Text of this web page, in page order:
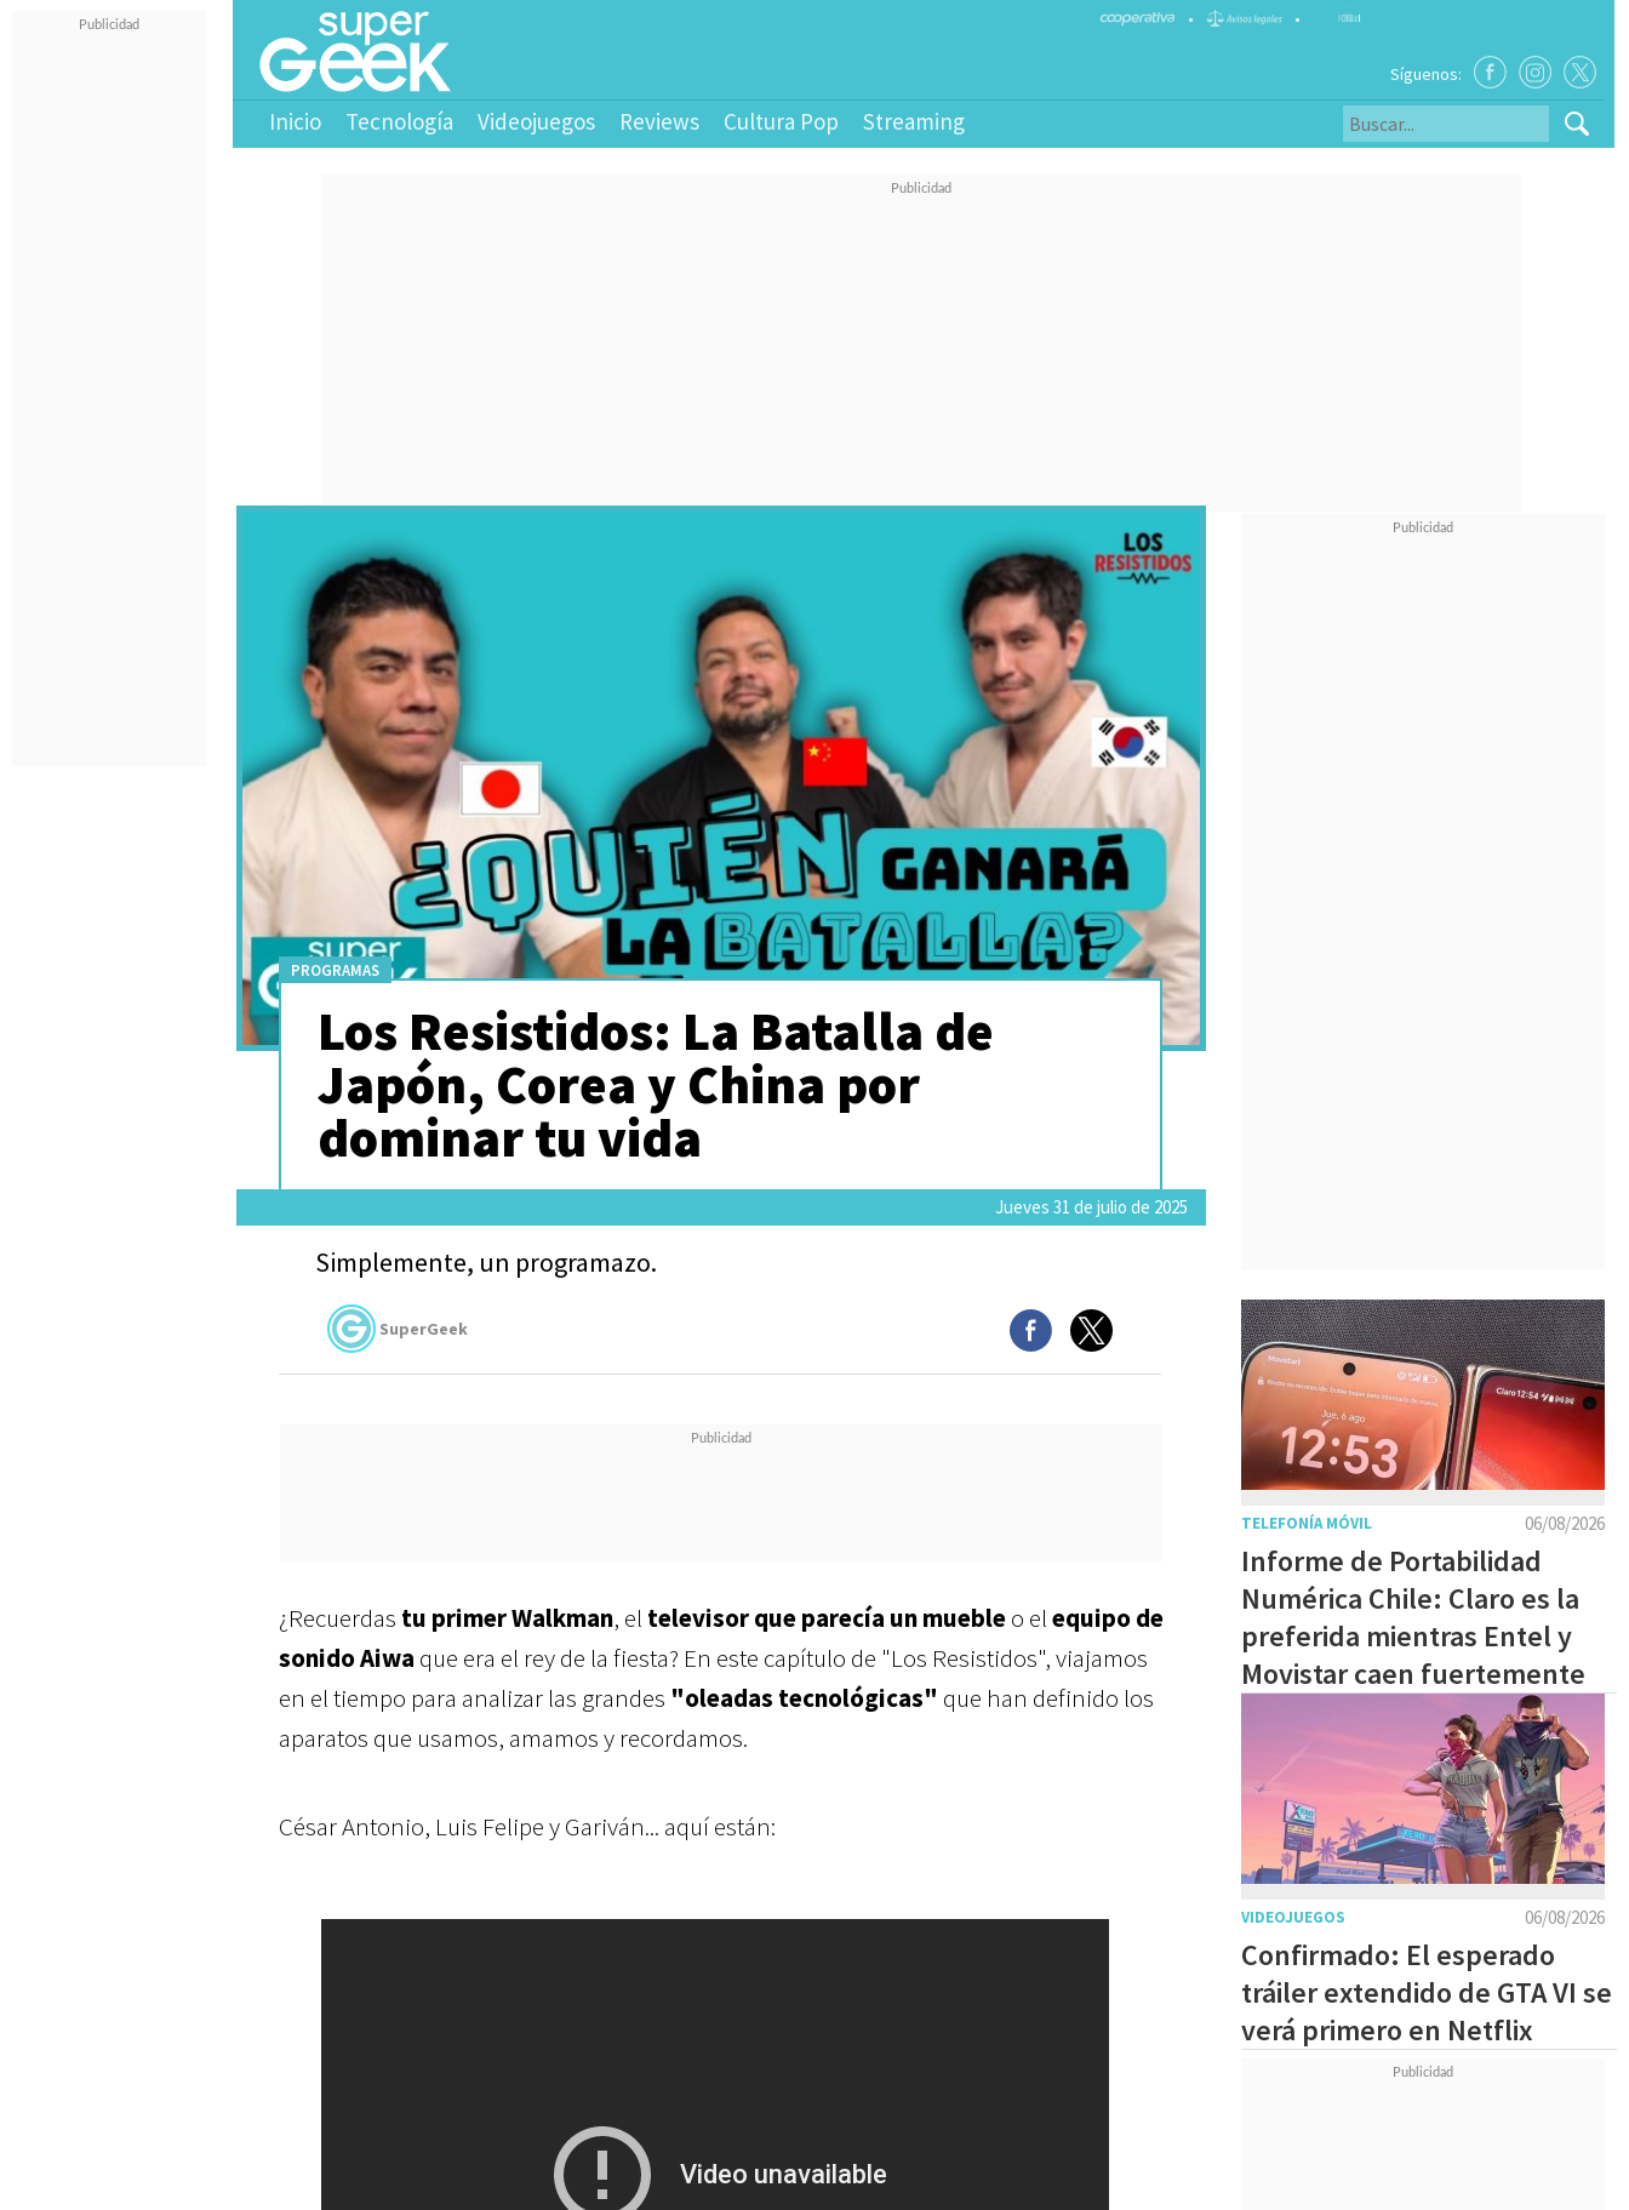
• •
Síguenos:
Inicio Tecnología Videojuegos Reviews Cultura Pop Streaming
PROGRAMAS
Los Resistidos: La Batalla de
Japón, Corea y China por
dominar tu vida
Jueves 31 de julio de 2025
Simplemente, un programazo.
SuperGeek
¿Recuerdas tu primer Walkman, el televisor que parecía un muebleo elequipo de
sonido Aiwa que era el rey de la fiesta? En este capítulo de "Los Resistidos", viajamos
en el tiempo para analizar las grandes "oleadas tecnológicas" que han definido los
aparatos que usamos, amamos y recordamos.
César Antonio, Luis Felipe y Gariván... aquí están:
06/08/2026
TELEFONÍA MÓVIL
Informe de Portabilidad
Numérica Chile: Claro es la
preferida mientras Entel y
Movistar caen fuertemente
06/08/2026
VIDEOJUEGOS
Confirmado: El esperado
tráiler extendido de GTA VI se
verá primero en Netflix